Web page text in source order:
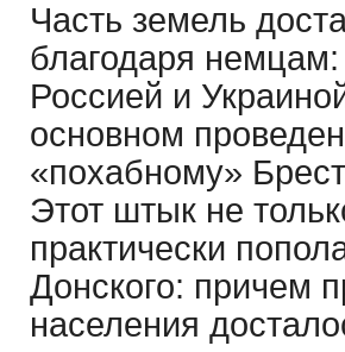
Часть земель
благодаря
Россией и
основном
«похабному»
Этот штык не
практически
Донского: причем
населения